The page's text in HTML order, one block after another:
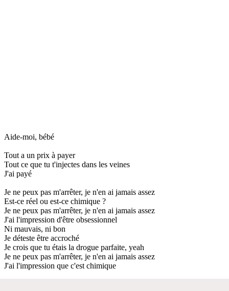
Aide-moi, bébé
Tout a un prix à payer
Tout ce que tu t'injectes dans les veines
J'ai payé
Je ne peux pas m'arrêter, je n'en ai jamais assez
Est-ce réel ou est-ce chimique ?
Je ne peux pas m'arrêter, je n'en ai jamais assez
J'ai l'impression d'être obsessionnel
Ni mauvais, ni bon
Je déteste être accroché
Je crois que tu étais la drogue parfaite, yeah
Je ne peux pas m'arrêter, je n'en ai jamais assez
J'ai l'impression que c'est chimique